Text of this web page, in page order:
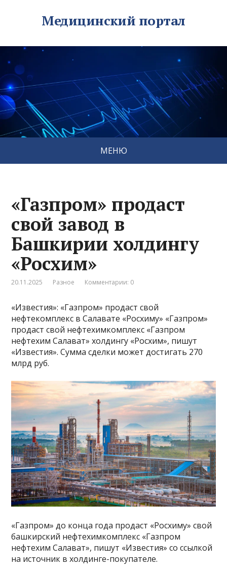
Медицинский портал
МЕНЮ
«Газпром» продаст
свой завод в
Башкирии холдингу
«Росхим»
20.11.2025 Разное Комментарии: 0
«Известия»: «Газпром» продаст свой
нефтекомплекс в Салавате «Росхиму» «Газпром»
продаст свой нефтехимкомплекс «Газпром
нефтехим Салават» холдингу «Росхим», пишут
«Известия». Сумма сделки может достигать 270
млрд руб.
«Газпром» до конца года продаст «Росхиму» свой
башкирский нефтехимкомплекс «Газпром
нефтехим Салават», пишут «Известия» со ссылкой
на источник в холдинге-покупателе.